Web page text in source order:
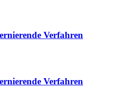
Verfahren
Verfahren